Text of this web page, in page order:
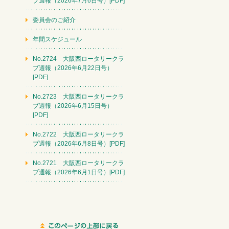
委員会のご紹介
年間スケジュール
No.2724 大阪西ロータリークラ
ブ週報（2026年6月22日号）
[PDF]
No.2723 大阪西ロータリークラ
ブ週報（2026年6月15日号）
[PDF]
No.2722 大阪西ロータリークラ
ブ週報（2026年6月8日号）[PDF]
No.2721 大阪西ロータリークラ
ブ週報（2026年6月1日号）[PDF]